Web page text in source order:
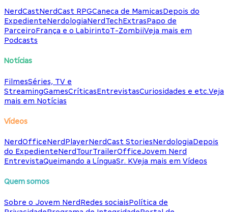
NerdCastNerdCast RPGCaneca de MamicasDepois do
ExpedienteNerdologiaNerdTechExtrasPapo de
ParceiroFrança e o LabirintoT-ZombiiVeja mais em
Podcasts
Notícias
FilmesSéries, TV e
StreamingGamesCríticasEntrevistasCuriosidades e etc.Veja
mais em Notícias
Vídeos
NerdOfficeNerdPlayerNerdCast StoriesNerdologiaDepois
do ExpedienteNerdTourTrailerOfficeJovem Nerd
EntrevistaQueimando a LínguaSr. KVeja mais em Vídeos
Quem somos
Sobre o Jovem NerdRedes sociaisPolítica de